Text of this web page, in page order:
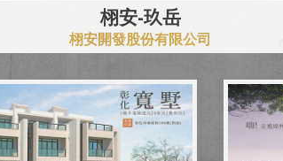
栩安-玖岳
栩安開發股份有限公司